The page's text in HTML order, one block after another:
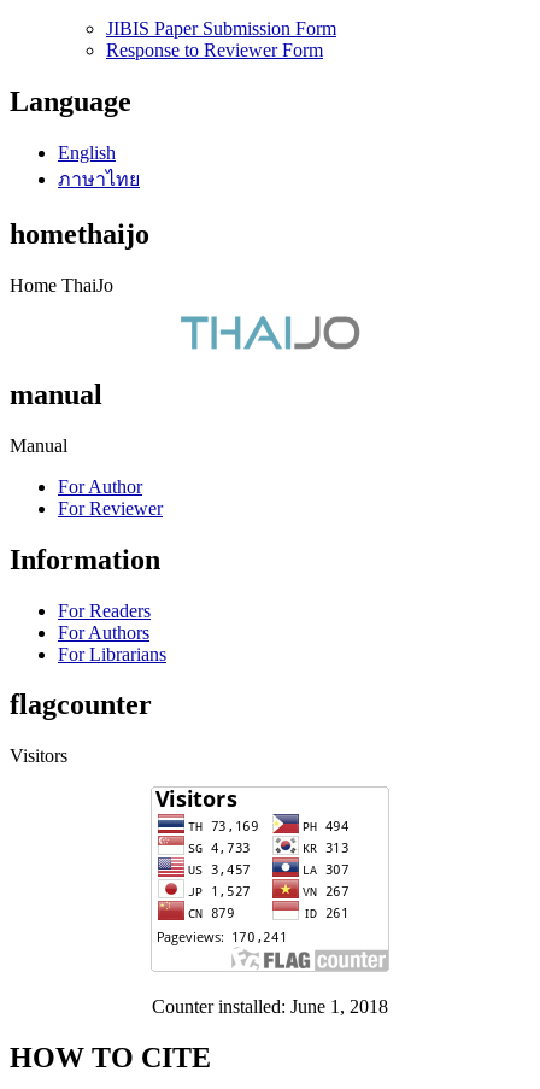
JIBIS Paper Submission Form
Response to Reviewer Form
Language
English
ภาษาไทย
homethaijo
Home ThaiJo
manual
Manual
For Author
For Reviewer
Information
For Readers
For Authors
For Librarians
flagcounter
Visitors
Counter installed: June 1, 2018
HOW TO CITE